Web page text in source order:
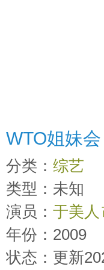
时间： 2026-
WTO姐妹会
分类： 综艺
类型：未知
演员： 于美人
年份：2009
状态：更新